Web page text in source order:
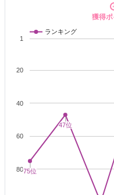
8/8（
📙
京
川めっ
＼こは
8/18
獲得
ランキング
1
20
40
60
8075位
75位
47位
47位